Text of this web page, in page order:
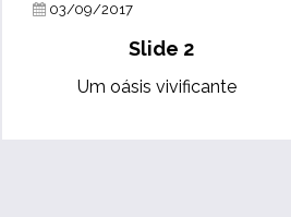
03/09/2017
Slide 2
Um oásis vivificante